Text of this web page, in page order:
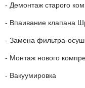
- Демонтаж старого
- Впаивание клапана
- Замена фильтра-
- Монтаж нового
- Вакуумировка